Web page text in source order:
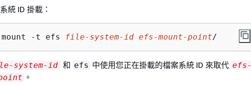
統 ID 掛載：
mount -t efs file-system-id efs-mount-point/
system-id 和 efs 中使用您正在掛載的檔案系統 ID 來取代 efs-
。